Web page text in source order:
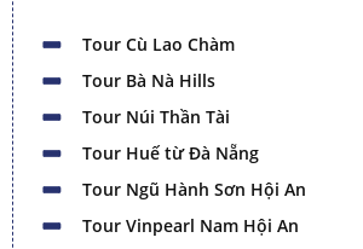
Tour Cù Lao Chàm
Tour Bà Nà Hills
Tour Núi Thần Tài
Tour Huế từ Đà Nẵng
Tour Ngũ Hành Sơn Hội An
Tour Vinpearl Nam Hội An